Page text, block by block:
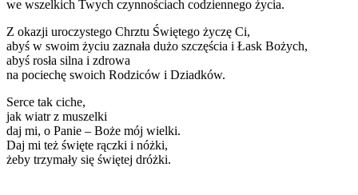
we wszelkich Twych czynnościach codziennego życia.
Z okazji uroczystego Chrztu Świętego życzę Ci,
abyś w swoim życiu zaznała dużo szczęścia i Łask Bożych,
abyś rosła silna i zdrowa
na pociechę swoich Rodziców i Dziadków.
Serce tak ciche,
jak wiatr z muszelki
daj mi, o Panie – Boże mój wielki.
Daj mi też święte rączki i nóżki,
żeby trzymały się świętej dróżki.